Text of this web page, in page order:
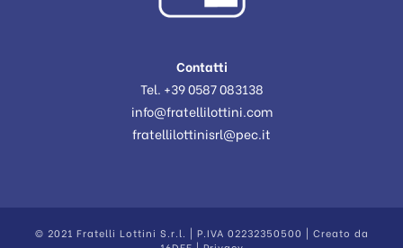
Contatti
Tel. +39 0587 083138
info@fratellilottini.com
fratellilottinisrl@pec.it
© 2021 Fratelli Lottini S.r.l. | P.IVA 02232350500 | Creato da